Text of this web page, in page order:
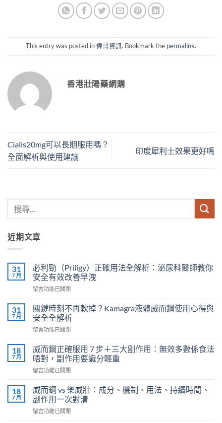
This entry was posted in偉哥資訊. Bookmark the permalink.
香港壯陽藥網購
Cialis20mg可以長期服用嗎？
全面解析與使用建議
印度犀利士效果更好嗎
近期文章
31
7 月
必利勁（Priligy）正確用法全解析：泌尿科醫師教你
安全有效改善早洩
在
利
勁
（Priligy）
正
用
法
全
解
泌
尿
醫
留言功能已關閉
31
7 月
關鍵時刻不再軟掉？Kamagra液體威而鋼使用心得與
安全全解析
在
鍵
時
刻
不
軟
掉？
Kamagra
液
留言功能已關閉
18
7 月
威而鋼正確服用 7 步＋三大副作用：無效多數係食法
唔對，副作用要識分輕重
在
而
鋼
正
確
留言功能已關閉
18
7 月
威而鋼 vs 樂威壯：成分、機制、用法、持續時間、
副作用一次對清
在
留言功能已關閉